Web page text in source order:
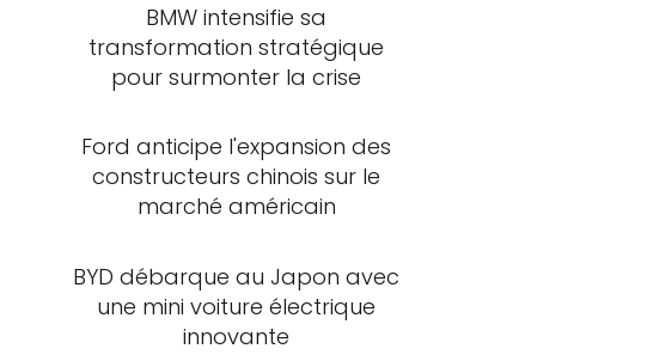
BMW intensifie sa
transformation stratégique
pour surmonter la crise
Ford anticipe l'expansion des
constructeurs chinois sur le
marché américain
BYD débarque au Japon avec
une mini voiture électrique
innovante